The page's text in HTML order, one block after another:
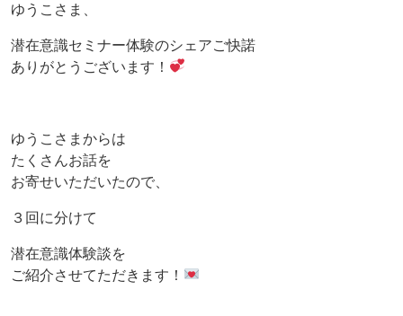
ゆうこさま、
潜在意識セミナー体験のシェアご快諾
ありがとうございます！
ゆうこさまからは
たくさんお話を
お寄せいただいたので、
３回に分けて
潜在意識体験談を
ご紹介させてただきます！